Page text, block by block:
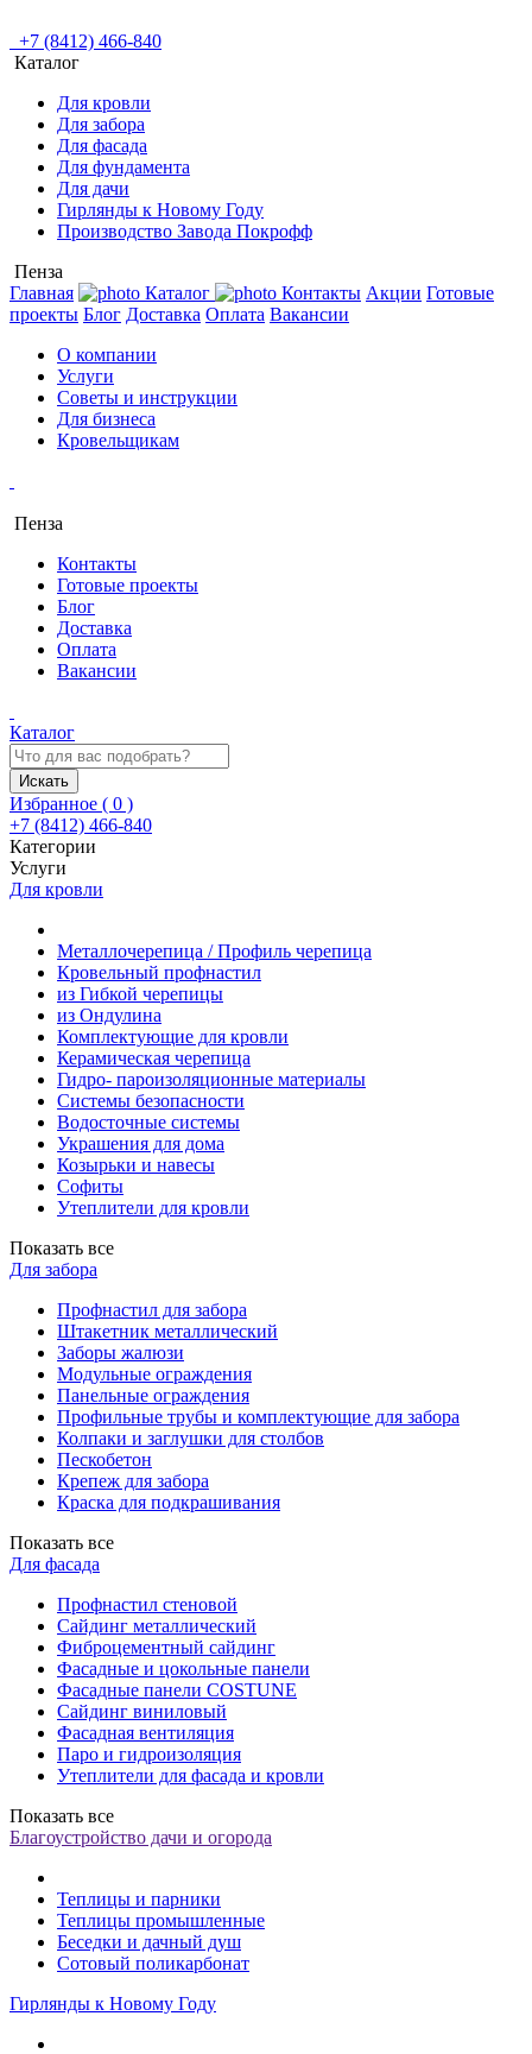
+7 (8412) 466-840
Каталог
Для кровли
Для забора
Для фасада
Для фундамента
Для дачи
Гирлянды к Новому Году
Производство Завода Покрофф
Пенза
Главная
Каталог Контакты Акции Готовые
проекты Блог Доставка Оплата Вакансии
О компании
Услуги
Советы и инструкции
Для бизнеса
Кровельщикам
Пенза
Контакты
Готовые проекты
Блог
Доставка
Оплата
Вакансии
Каталог
Искать
Избранное ( 0 )
+7 (8412) 466-840
Категории
Услуги
Для кровли
Металлочерепица / Профиль черепица
Кровельный профнастил
из Гибкой черепицы
из Ондулина
Комплектующие для кровли
Керамическая черепица
Гидро- пароизоляционные материалы
Системы безопасности
Водосточные системы
Украшения для дома
Козырьки и навесы
Софиты
Утеплители для кровли
Показать все
Для забора
Профнастил для забора
Штакетник металлический
Заборы жалюзи
Модульные ограждения
Панельные ограждения
Профильные трубы и комплектующие для забора
Колпаки и заглушки для столбов
Пескобетон
Крепеж для забора
Краска для подкрашивания
Показать все
Для фасада
Профнастил стеновой
Сайдинг металлический
Фиброцементный сайдинг
Фасадные и цокольные панели
Фасадные панели COSTUNE
Сайдинг виниловый
Фасадная вентиляция
Паро и гидроизоляция
Утеплители для фасада и кровли
Показать все
Благоустройство дачи и огорода
Теплицы и парники
Теплицы промышленные
Беседки и дачный душ
Сотовый поликарбонат
Гирлянды к Новому Году